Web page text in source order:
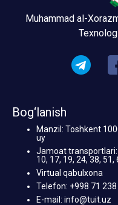
Muhammad al-
Bog‘lanish
Manzil: Toshkent
uy
Jamoat transportlari:
10, 17, 19, 24, 38,
Virtual qabulxona
Telefon: +998 71 238
E-mail: info@tuit.uz